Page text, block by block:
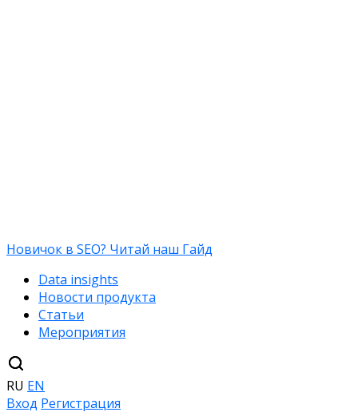
Новичок в SEO? Читай наш Гайд
Data insights
Новости продукта
Статьи
Мероприятия
RU EN
Вход Регистрация